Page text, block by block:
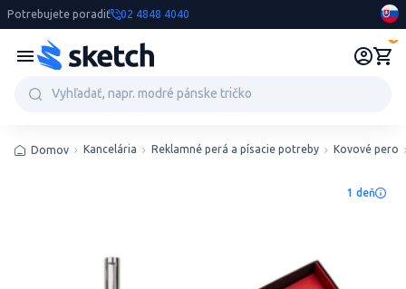
Potrebujete poradiť 02 4848 4040
Domov Kancelária Reklamné perá a písacie potreby Kovové pero
1 deň